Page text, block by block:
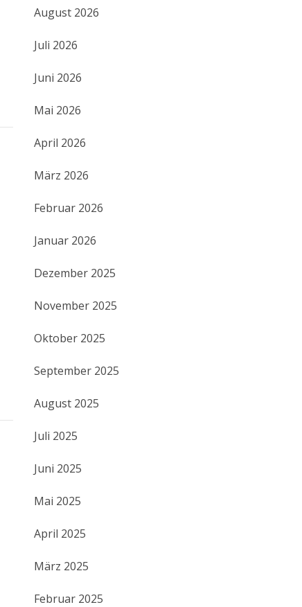
August 2026
Juli 2026
Juni 2026
Mai 2026
April 2026
März 2026
Februar 2026
Januar 2026
Dezember 2025
November 2025
Oktober 2025
September 2025
August 2025
Juli 2025
Juni 2025
Mai 2025
April 2025
März 2025
Februar 2025